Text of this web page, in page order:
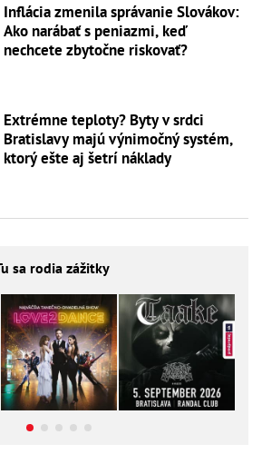
Inflácia zmenila správanie Slovákov:
Ako narábať s peniazmi, keď
nechcete zbytočne riskovať?
Extrémne teploty? Byty v srdci
Bratislavy majú výnimočný systém,
ktorý ešte aj šetrí náklady
sa rodia zážitky